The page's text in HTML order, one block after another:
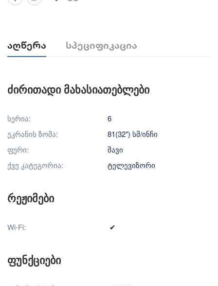
Აღწერა Სპეციფიკაცია
ძირითადი მახასიათებლები
სერია:
6
ეკრანის ზომა:
81(32") სმ/ინჩი
ფერი:
შავი
ქვე კატეგორია:
ტელევიზორი
რეჟიმები
Wi-Fi: ✔
ფუნქციები